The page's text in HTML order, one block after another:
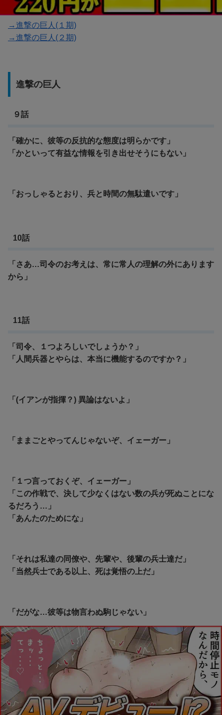
→進撃の巨人(１期)
→進撃の巨人(２期)
進撃の巨人
９話
「確かに、彼等の反抗的な態度は明らかです」
「かといって有益な情報を引き出せそうにもない」
「おっしゃるとおり、兵と時間の無駄遣いです」
10話
「さあ…司令のお考えは、常に常人の理解の外にあります
から」
11話
「司令、１つよろしいでしょうか？」
「人間兵器とやらは、本当に機能するのですか？」
「(イアンが指揮？) 異論はないよ」
「ままごとやってんじゃないぞ、イェーガー」
「１つ言っておくぞ、イェーガー」
「この作戦で、決して少なくはない数の兵が死ぬことにな
るだろう…」
「あんたのためにな」
「それは私達の同僚や、先輩や、後輩の兵士達だ」
「当然兵士である以上、死は覚悟の上だ」
「だがな…彼等は物言わぬ駒じゃない」